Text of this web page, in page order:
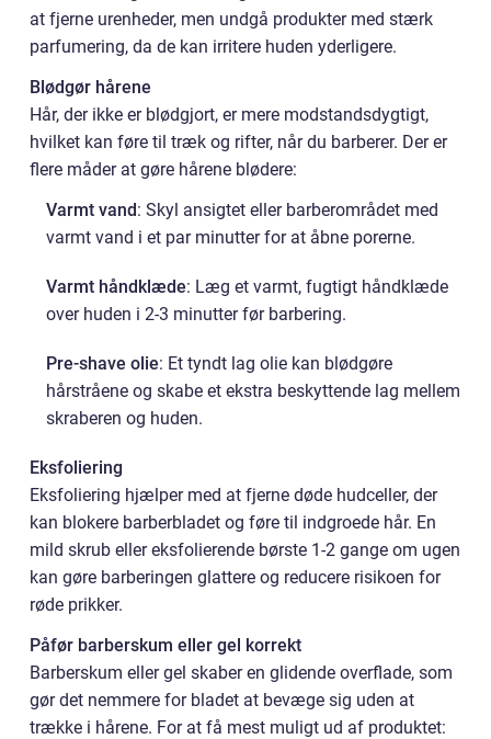
at fjerne urenheder, men undgå produkter med stærk
parfumering, da de kan irritere huden yderligere.
Blødgør hårene
Hår, der ikke er blødgjort, er mere modstandsdygtigt,
hvilket kan føre til træk og rifter, når du barberer. Der er
flere måder at gøre hårene blødere:
Varmt vand: Skyl ansigtet eller barberområdet med
varmt vand i et par minutter for at åbne porerne.
Varmt håndklæde: Læg et varmt, fugtigt håndklæde
over huden i 2-3 minutter før barbering.
Pre-shave olie: Et tyndt lag olie kan blødgøre
hårstråene og skabe et ekstra beskyttende lag mellem
skraberen og huden.
Eksfoliering
Eksfoliering hjælper med at fjerne døde hudceller, der
kan blokere barberbladet og føre til indgroede hår. En
mild skrub eller eksfolierende børste 1-2 gange om ugen
kan gøre barberingen glattere og reducere risikoen for
røde prikker.
Påfør barberskum eller gel korrekt
Barberskum eller gel skaber en glidende overflade, som
gør det nemmere for bladet at bevæge sig uden at
trække i hårene. For at få mest muligt ud af produktet: